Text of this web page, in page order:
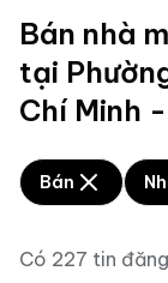
Bán nhà
tại
Chí Minh
Bán
Có 227 tin đăng